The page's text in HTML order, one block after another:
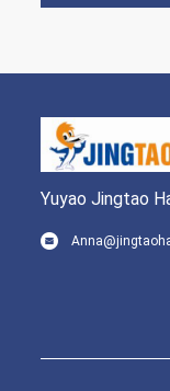
Yuyao Jingtao